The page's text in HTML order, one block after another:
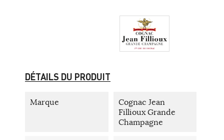
DÉTAILS DU PRODUIT
Marque
Cognac Jean
Fillioux Grande
Champagne